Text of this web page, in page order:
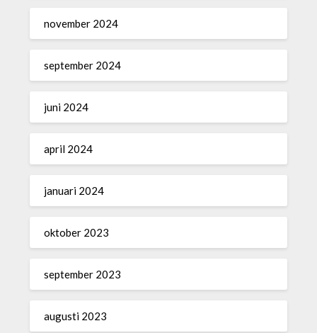
november 2024
september 2024
juni 2024
april 2024
januari 2024
oktober 2023
september 2023
augusti 2023